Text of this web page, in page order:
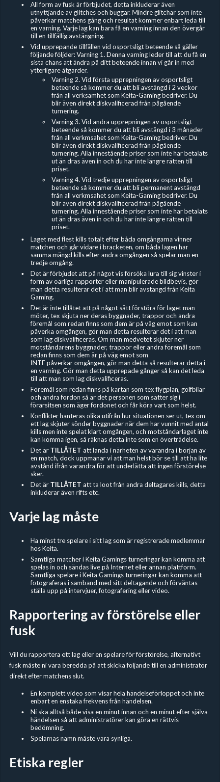
All form av fusk är förbjudet, detta inkluderar även
utnyttjande av glitches och buggar. Mindre glitchar som inte
påverkar matchens gång och resultat kommer enbart leda till
en varning. Varje lag kan bara få en varning innan den övergår
till en tillfällig avstängning.
Vid upprepande tillfällen vid osportsligt beteende så gäller
följande följder: Varning 1. Denna varning leder till att du få en
sista chans att ändra på ditt beteende innan vi går in med
ytterligare åtgärder.
Varning 2. Vid första upprepningen av osportsligt
beteende så kommer du att bli avstängd i 2 veckor
från all verksamhet som Keita-Gaming bedriver. Du
blir även direkt diskvalificerad från pågående
turnering.
Varning 3. Vid andra upprepningen av osportsligt
beteende så kommer du att bli avstängd i 3 månader
från all verkmsahet som Keita-Gaming bedriver. Du
blir även direkt diskvalificerad från pågående
turnering. Alla innestående priser som inte har betalats
ut än dras även in och du har inte längre rätten till
priset.
Varning 4. Vid tredje upprepningen av osportsligt
beteende så kommer du att bli permanent avstängd
från all verkmsahet som Keita-Gaming bedriver. Du
blir även direkt diskvalificerad från pågående
turnering. Alla innestående priser som inte har betalats
ut än dras även in och du har inte längre rätten till
priset.
Laget med flest kills totalt efter båda omgångarna vinner
matchen och går vidare i bracketen, om båda lagen har
samma mängd kills efter andra omgången så spelar man en
tredje omgång.
Det är förbjudet att på något vis försöka lura till sig vinster i
form av oärliga rapporter eller manipulerade bildbevis, gör
man detta resulterar det i att man blir avstängd från Keita
Gaming.
Det är inte tillåtet att på något sätt förstöra för laget man
möter, tex skjuta ner deras byggnader, trappor och andra
föremål som redan finns som dem är på väg emot som kan
påverka omgången, gör man detta resulterar det i att man
som lag diskvalificeras. Om man medvetet skjuter ner
motståndarens byggnader, trappor eller andra föremål som
redan finns som dem är på väg emot som
INTE påverkar omgången, gör man detta så resulterar detta i
en varning. Gör man detta upprepade gånger så kan det leda
till att man som lag diskvalificeras.
Föremål som redan finns på kartan som tex flygplan, golfbilar
och andra fordon så är det personen som sätter sig i
förarsitsen som äger fordonet och får köra vart som helst.
Konflikter hanteras olika utifrån hur situationen ser ut, tex om
ett lag skjuter sönder byggnader när dem har vunnit med antal
kills men inte spelat klart omgången, och motståndarlaget inte
kan komma igen, så räknas detta inte som en överträdelse.
Det är TILLÅTET att landa i närheten av varandra i början av
en match, dock uppmanar vi att man helst bör se till att ha lite
avstånd ifrån varandra för att underlätta att ingen förstörelse
sker.
Det är TILLÅTET att ta loot från andra deltagares kills, detta
inkluderar även rifts etc.
Varje lag måste
Ha minst tre spelare i sitt lag som är registrerade medlemmar
hos Keita.
Samtliga matcher i Keita Gamings turneringar kan komma att
spelas in och sändas live på Internet eller annan plattform.
Samtliga spelare i Keita Gamings turneringar kan komma att
fotograferas i samband med sitt deltagande och förväntas
ställa upp på intervjuer, fotografering eller video.
Rapportering av förstörelse eller
fusk
Vill du rapportera ett lag eller en spelare för förstörelse, alternativt
fusk måste ni vara beredda på att skicka följande till en administratör
direkt efter matchens slut.
En komplett video som visar hela händelseförloppet och inte
enbart en enstaka frekvens från händelsen.
Ni ska alltså både visa en minut innan och en minut efter själva
händelsen så att administratörer kan göra en rättvis
bedömning.
Spelarnas namn måste vara synliga.
Etiska regler